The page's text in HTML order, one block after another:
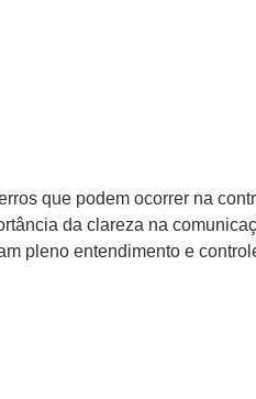
que podem ocorrer na
da clareza na
pleno entendimento e